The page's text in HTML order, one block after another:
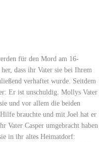
für den Mord am 16-
dass ihr Vater sie bei Ihrem
verhaftet wurde. Seitdem
Er ist unschuldig. Mollys Vater
und vor allem die beiden
brauchte und mit Joel hat er
Vater Casper umgebracht haben
in ihr altes Heimatdorf: